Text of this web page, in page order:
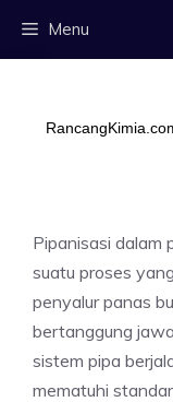
Menu
Pipanisasi dalam
suatu proses
penyalur panas
bertanggung
sistem pipa
mematuhi